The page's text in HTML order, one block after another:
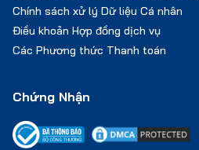
Chứng Nhận
Chính sách xử lý Dữ liệu Cá nhân
Điều khoản Hợp đồng dịch vụ
Các Phương thức Thanh toán